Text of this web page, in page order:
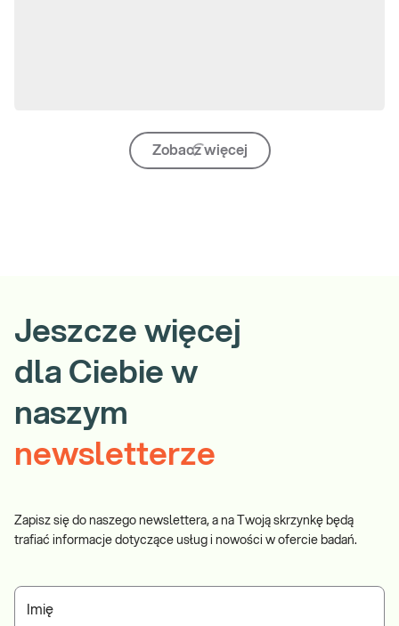
Zobacz więcej
Jeszcze więcej
dla Ciebie w
naszym
newsletterze
Zapisz się do naszego newslettera, a na Twoją skrzynkę będą
trafiać informacje dotyczące usług i nowości w ofercie badań.
Imię